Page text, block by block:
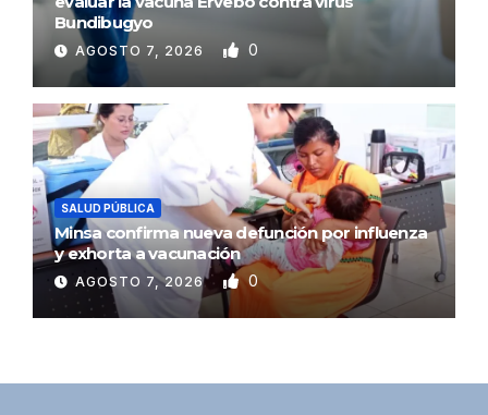
Bundibugyo
AGOSTO 7, 2026 0
SALUD PÚBLICA
Minsa confirma nueva defunción por influenza
y exhorta a vacunación
AGOSTO 7, 2026 0